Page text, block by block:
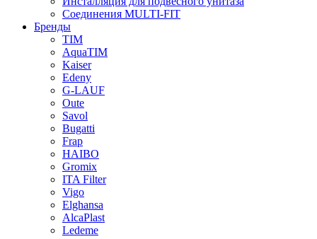
Соединения MULTI-FIT
Бренды
TIM
AquaTIM
Kaiser
Edeny
G-LAUF
Oute
Savol
Bugatti
Frap
HAIBO
Gromix
ITA Filter
Vigo
Elghansa
AlcaPlast
Ledeme